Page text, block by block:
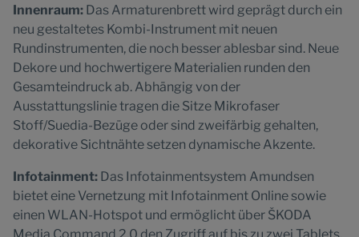
Innenraum: Das Armaturenbrett wird geprägt durch ein
neu gestaltetes Kombi-Instrument mit neuen
Rundinstrumenten, die noch besser ablesbar sind. Neue
Dekore und hochwertigere Materialien runden den
Gesamteindruck ab. Abhängig von der
Ausstattungslinie tragen die Sitze Mikrofaser
Stoff/Suedia-Bezüge oder sind zweifärbig gehalten,
dekorative Sichtnähte setzen dynamische Akzente.
Infotainment: Das Infotainmentsystem Amundsen
bietet eine Vernetzung mit Infotainment Online sowie
einen WLAN-Hotspot und ermöglicht über ŠKODA